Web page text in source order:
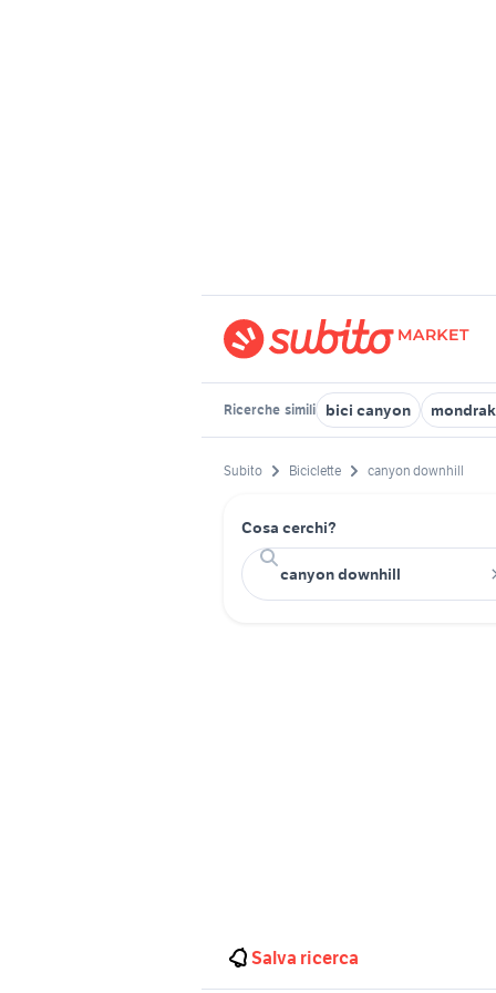
Ricerche simili bici canyon
Subito Biciclette canyon downhill
Cosa cerchi?
Salva ricerca